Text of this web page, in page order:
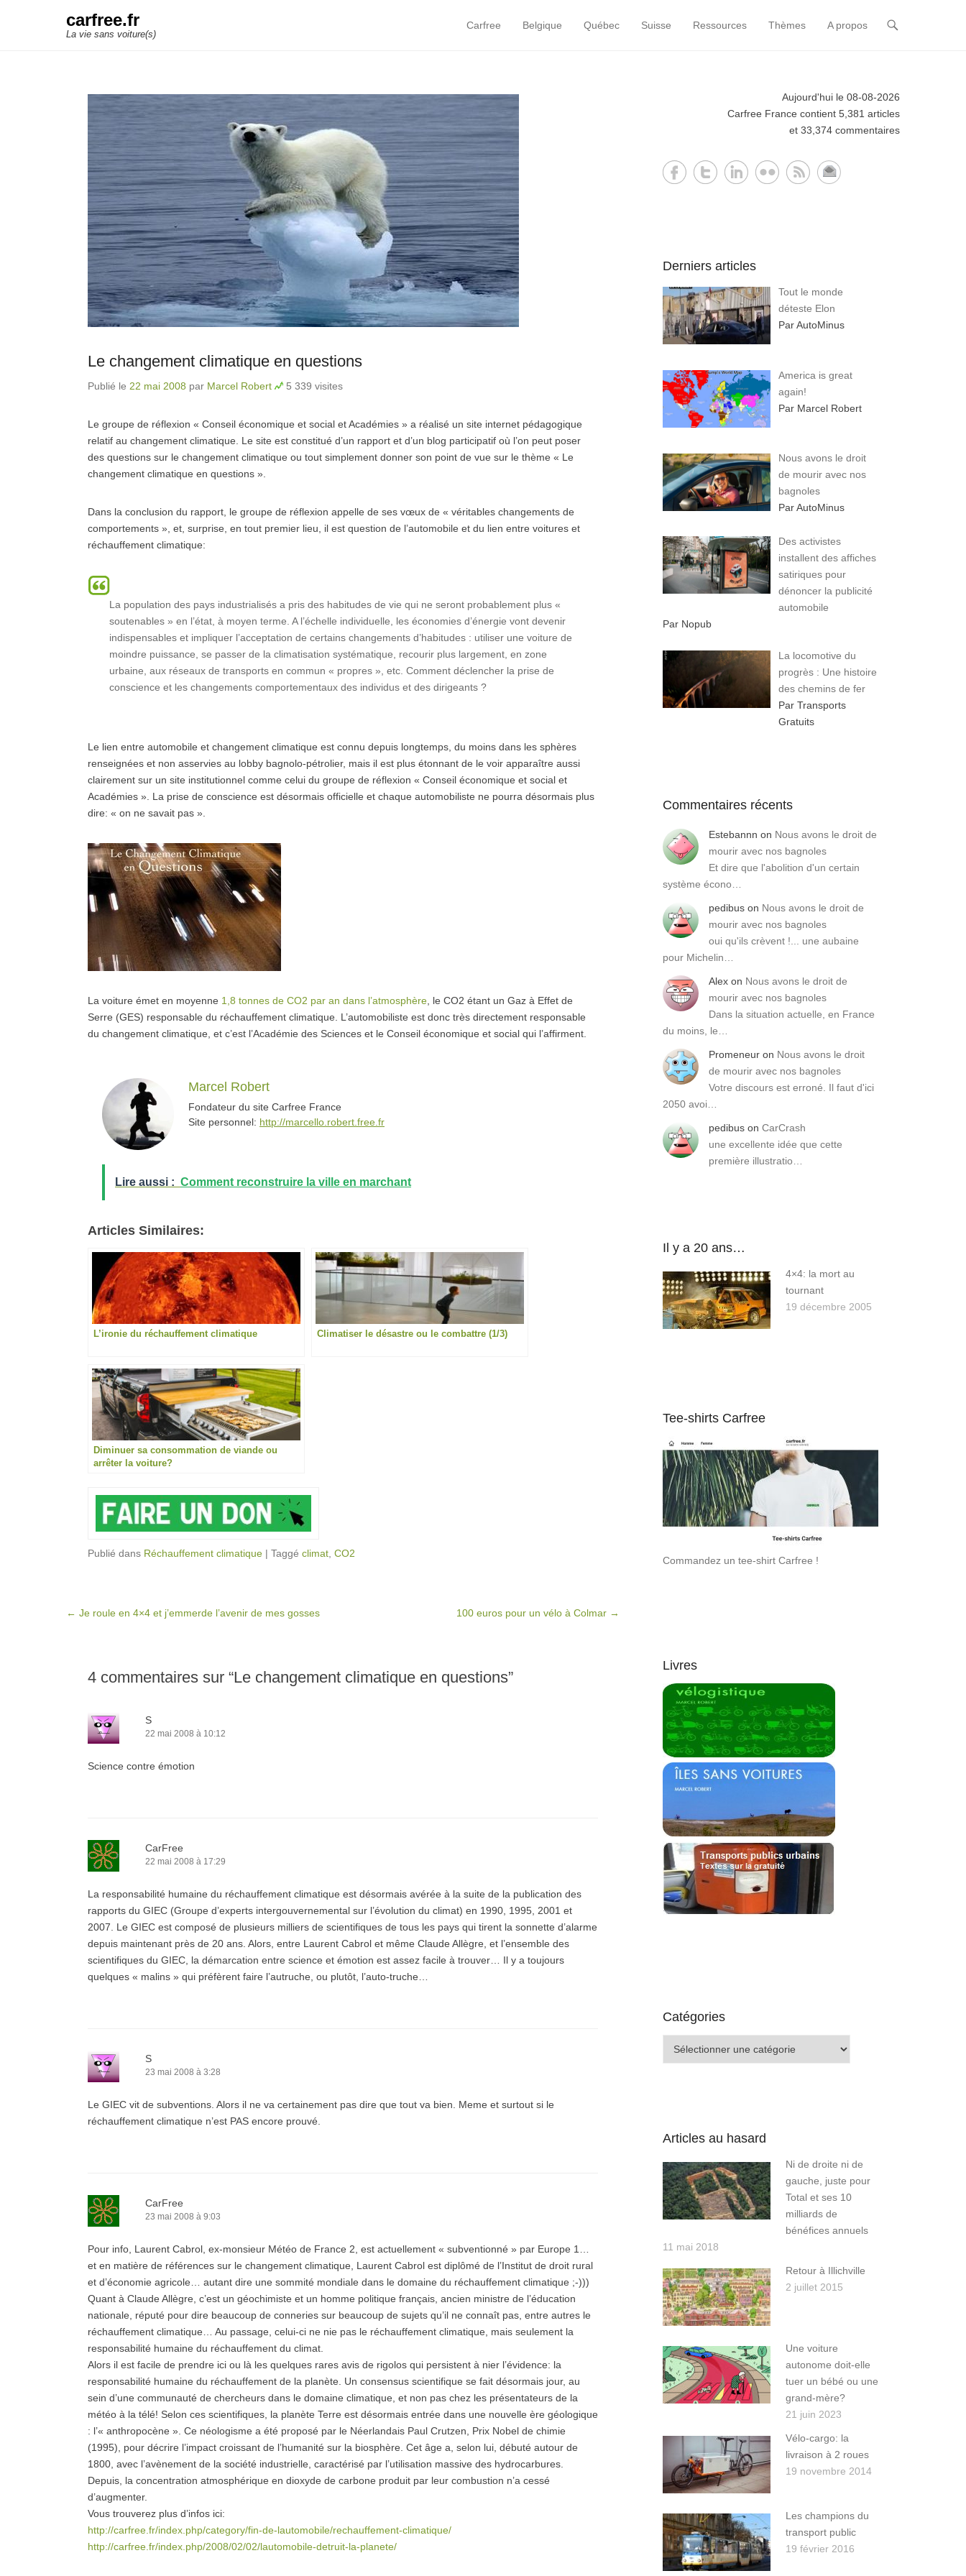
carfree.fr
La vie sans voiture(s)
Primary Menu
Skip to content
Carfree Belgique Québec Suisse Ressources Thèmes A propos
Le changement climatique en questions
Publié le 22 mai 2008 par Marcel Robert 5 339 visites
Le groupe de réflexion « Conseil économique et social et Académies » a réalisé un site internet pédagogique
relatif au changement climatique. Le site est constitué d’un rapport et d’un blog participatif où l’on peut poser
des questions sur le changement climatique ou tout simplement donner son point de vue sur le thème « Le
changement climatique en questions ».
Dans la conclusion du rapport, le groupe de réflexion appelle de ses vœux de « véritables changements de
comportements », et, surprise, en tout premier lieu, il est question de l’automobile et du lien entre voitures et
réchauffement climatique:
La population des pays industrialisés a pris des habitudes de vie qui ne seront probablement plus «
soutenables » en l’état, à moyen terme. A l’échelle individuelle, les économies d’énergie vont devenir
indispensables et impliquer l’acceptation de certains changements d’habitudes : utiliser une voiture de
moindre puissance, se passer de la climatisation systématique, recourir plus largement, en zone
urbaine, aux réseaux de transports en commun « propres », etc. Comment déclencher la prise de
conscience et les changements comportementaux des individus et des dirigeants ?
Le lien entre automobile et changement climatique est connu depuis longtemps, du moins dans les sphères
renseignées et non asservies au lobby bagnolo-pétrolier, mais il est plus étonnant de le voir apparaître aussi
clairement sur un site institutionnel comme celui du groupe de réflexion « Conseil économique et social et
Académies ». La prise de conscience est désormais officielle et chaque automobiliste ne pourra désormais plus
dire: « on ne savait pas ».
La voiture émet en moyenne 1,8 tonnes de CO2 par an dans l’atmosphère , le CO2 étant un Gaz à Effet de
Serre (GES) responsable du réchauffement climatique. L’automobiliste est donc très directement responsable
du changement climatique, et c’est l’Académie des Sciences et le Conseil économique et social qui l’affirment.
Marcel Robert
Fondateur du site Carfree France
Site personnel: http://marcello.robert.free.fr
Lire aussi : Comment reconstruire la ville en marchant
Articles Similaires:
L’ironie du réchauffement climatique Climatiser le désastre ou le combattre (1/3)
Diminuer sa consommation de viande ou
arrêter la voiture?
Publié dans Réchauffement climatique | Taggé climat CO2
Post navigation
← Je roule en 4×4 et j’emmerde l’avenir de mes gosses 100 euros pour un vélo à Colmar →
4 commentaires sur “Le changement climatique en questions”
S
22 mai 2008 à 10:12
Science contre émotion
CarFree
22 mai 2008 à 17:29
La responsabilité humaine du réchauffement climatique est désormais avérée à la suite de la publication des
rapports du GIEC (Groupe d’experts intergouvernemental sur l’évolution du climat) en 1990, 1995, 2001 et
2007. Le GIEC est composé de plusieurs milliers de scientifiques de tous les pays qui tirent la sonnette d’alarme
depuis maintenant près de 20 ans. Alors, entre Laurent Cabrol et même Claude Allègre, et l’ensemble des
scientifiques du GIEC, la démarcation entre science et émotion est assez facile à trouver… Il y a toujours
quelques « malins » qui préfèrent faire l’autruche, ou plutôt, l’auto-truche…
S
23 mai 2008 à 3:28
Le GIEC vit de subventions. Alors il ne va certainement pas dire que tout va bien. Meme et surtout si le
réchauffement climatique n’est PAS encore prouvé.
CarFree
23 mai 2008 à 9:03
Pour info, Laurent Cabrol, ex-monsieur Météo de France 2, est actuellement « subventionné » par Europe 1…
et en matière de références sur le changement climatique, Laurent Cabrol est diplômé de l’Institut de droit rural
et d’économie agricole… autant dire une sommité mondiale dans le domaine du réchauffement climatique ;-)))
Quant à Claude Allègre, c’est un géochimiste et un homme politique français, ancien ministre de l’éducation
nationale, réputé pour dire beaucoup de conneries sur beaucoup de sujets qu’il ne connaît pas, entre autres le
réchauffement climatique… Au passage, celui-ci ne nie pas le réchauffement climatique, mais seulement la
responsabilité humaine du réchauffement du climat.
Alors il est facile de prendre ici ou là les quelques rares avis de rigolos qui persistent à nier l’évidence: la
responsabilité humaine du réchauffement de la planète. Un consensus scientifique se fait désormais jour, au
sein d’une communauté de chercheurs dans le domaine climatique, et non pas chez les présentateurs de la
météo à la télé! Selon ces scientifiques, la planète Terre est désormais entrée dans une nouvelle ère géologique
: l’« anthropocène ». Ce néologisme a été proposé par le Néerlandais Paul Crutzen, Prix Nobel de chimie
(1995), pour décrire l’impact croissant de l’humanité sur la biosphère. Cet âge a, selon lui, débuté autour de
1800, avec l’avènement de la société industrielle, caractérisé par l’utilisation massive des hydrocarbures.
Depuis, la concentration atmosphérique en dioxyde de carbone produit par leur combustion n’a cessé
d’augmenter.
Vous trouverez plus d’infos ici:
http://carfree.fr/index.php/category/fin-de-lautomobile/rechauffement-climatique/
http://carfree.fr/index.php/2008/02/02/lautomobile-detruit-la-planete/
Aujourd'hui le 08-08-2026
Carfree France contient 5,381 articles
et 33,374 commentaires
Derniers articles
Tout le monde
déteste Elon
Par AutoMinus
America is great
again!
Par Marcel Robert
Nous avons le droit
de mourir avec nos
bagnoles
Par AutoMinus
Des activistes
installent des affiches
satiriques pour
dénoncer la publicité
automobile
Par Nopub
La locomotive du
progrès : Une histoire
des chemins de fer
Par Transports
Gratuits
Commentaires récents
Estebannn on Nous avons le droit de
mourir avec nos bagnoles
Et dire que l'abolition d'un certain
système écono…
pedibus on Nous avons le droit de
mourir avec nos bagnoles
oui qu'ils crèvent !... une aubaine
pour Michelin…
Alex on Nous avons le droit de
mourir avec nos bagnoles
Dans la situation actuelle, en France
du moins, le…
Promeneur on Nous avons le droit
de mourir avec nos bagnoles
Votre discours est erroné. Il faut d'ici
2050 avoi…
pedibus on CarCrash
une excellente idée que cette
première illustratio…
Il y a 20 ans…
4×4: la mort au
tournant
19 décembre 2005
Tee-shirts Carfree
Commandez un tee-shirt Carfree !
Livres
Catégories
Articles au hasard
Ni de droite ni de
gauche, juste pour
Total et ses 10
milliards de
bénéfices annuels
11 mai 2018
Retour à Illichville
2 juillet 2015
Une voiture
autonome doit-elle
tuer un bébé ou une
grand-mère?
21 juin 2023
Vélo-cargo: la
livraison à 2 roues
19 novembre 2014
Les champions du
transport public
19 février 2016